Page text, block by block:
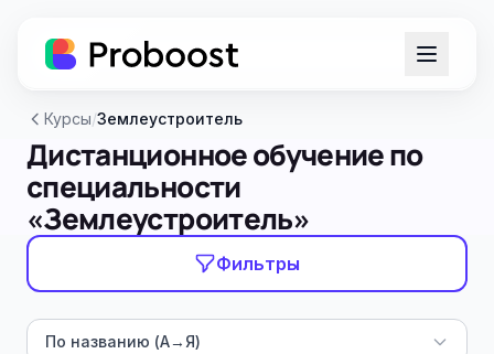
Курсы/Землеустроитель
Дистанционное обучение по
специальности
«Землеустроитель»
Фильтры
По названию (А→Я)